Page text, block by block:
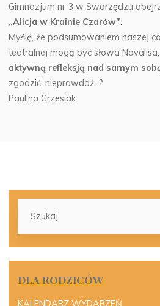
Gimnazjum nr 3 w Swarzędzu
„Alicja w Krainie Czarów”.
Myślę, że podsumowaniem naszej
teatralnej mogą być słowa Novalisa,
aktywną refleksją nad samym
zgodzić, nieprawdaż…?
Paulina Grzesiak
DLA RODZICÓW
KALENDARZ WYDARZEŃ